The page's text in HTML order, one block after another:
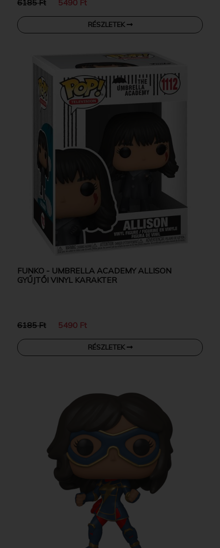
6185 Ft 5490 Ft
RÉSZLETEK
FUNKO - UMBRELLA ACADEMY ALLISON
GYŰJTŐI VINYL KARAKTER
6185 Ft 5490 Ft
RÉSZLETEK